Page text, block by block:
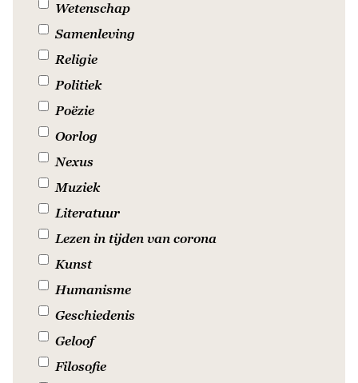
Wetenschap
Samenleving
Religie
Politiek
Poëzie
Oorlog
Nexus
Muziek
Literatuur
Lezen in tijden van corona
Kunst
Humanisme
Geschiedenis
Geloof
Filosofie